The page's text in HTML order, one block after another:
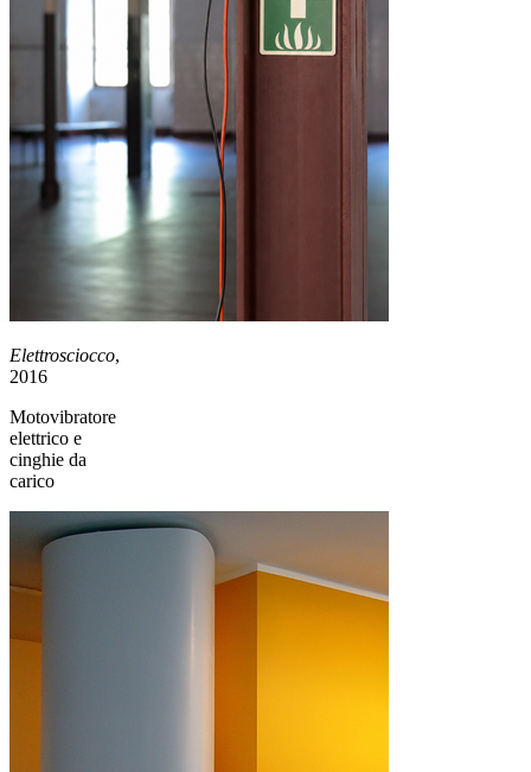
Elettrosciocco,
2016
Motovibratore
elettrico e
cinghie da
carico